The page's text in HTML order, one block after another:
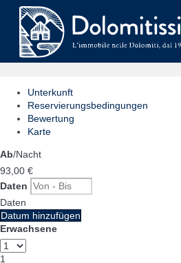
Unterkunft
Reservierungsbedingungen
Bewertung
Karte
Ab/Nacht
93, 00 €
Daten
Daten
Datum hinzufügen
Erwachsene
1